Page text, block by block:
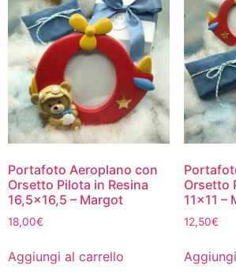
Portafoto Aeroplano con
Orsetto Pilota in Resina
16,5×16,5 – Margot
18,00€
Aggiungi al carrello
Orsetto
11×11 –
12,50€